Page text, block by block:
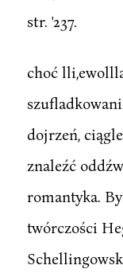
str. '237.
choć
dojrzeń,
znaleźć
romantyka.
twórczości